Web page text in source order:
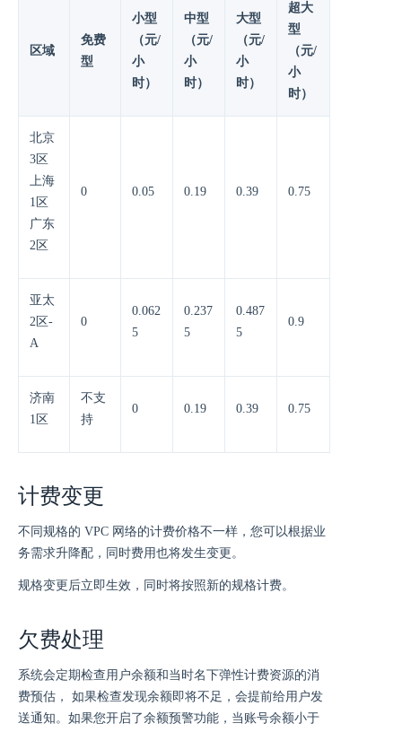
区域
免费
型
小型
（元/
小
时）
中型
（元/
小
时）
大型
（元/
小
时）
超大
型
（元/
小
时）
北京
3区
上海
1区
广东
2区
0 0.05 0.19 0.39 0.75
亚太
2区-
A
0
0.062
5
0.237
5
0.487
5
0.9
济南
1区
不支
持
0 0.19 0.39 0.75
计费变更
不同规格的 VPC 网络的计费价格不一样，您可以根据业
务需求升降配，同时费用也将发生变更。
规格变更后立即生效，同时将按照新的规格计费。
欠费处理
系统会定期检查用户余额和当时名下弹性计费资源的消
费预估， 如果检查发现余额即将不足，会提前给用户发
送通知。如果您开启了余额预警功能，当账号余额小于